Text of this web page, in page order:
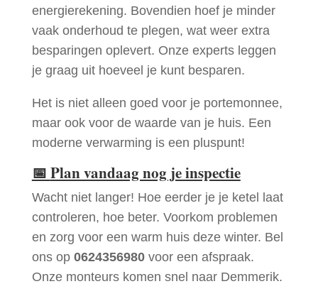
energierekening. Bovendien hoef je minder
vaak onderhoud te plegen, wat weer extra
besparingen oplevert. Onze experts leggen
je graag uit hoeveel je kunt besparen.
Het is niet alleen goed voor je portemonnee,
maar ook voor de waarde van je huis. Een
moderne verwarming is een pluspunt!
📅 Plan vandaag nog je inspectie
Wacht niet langer! Hoe eerder je je ketel laat
controleren, hoe beter. Voorkom problemen
en zorg voor een warm huis deze winter. Bel
ons op 0624356980voor een afspraak.
Onze monteurs komen snel naar Demmerik.